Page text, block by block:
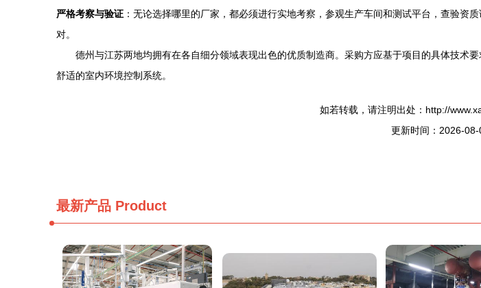
严格考察与验证 ：无论选择哪里的厂家，都必须进行实地考察，参观生产车间和测试平台，查验
对。
德州与江苏两地均拥有在各自细分领域表现出色的优质制造商。采购方应基于项目的具体技术
舒适的室内环境控制系统。
如若转载，请注明出处：http://
更新时间：2026-
最新产品 Product